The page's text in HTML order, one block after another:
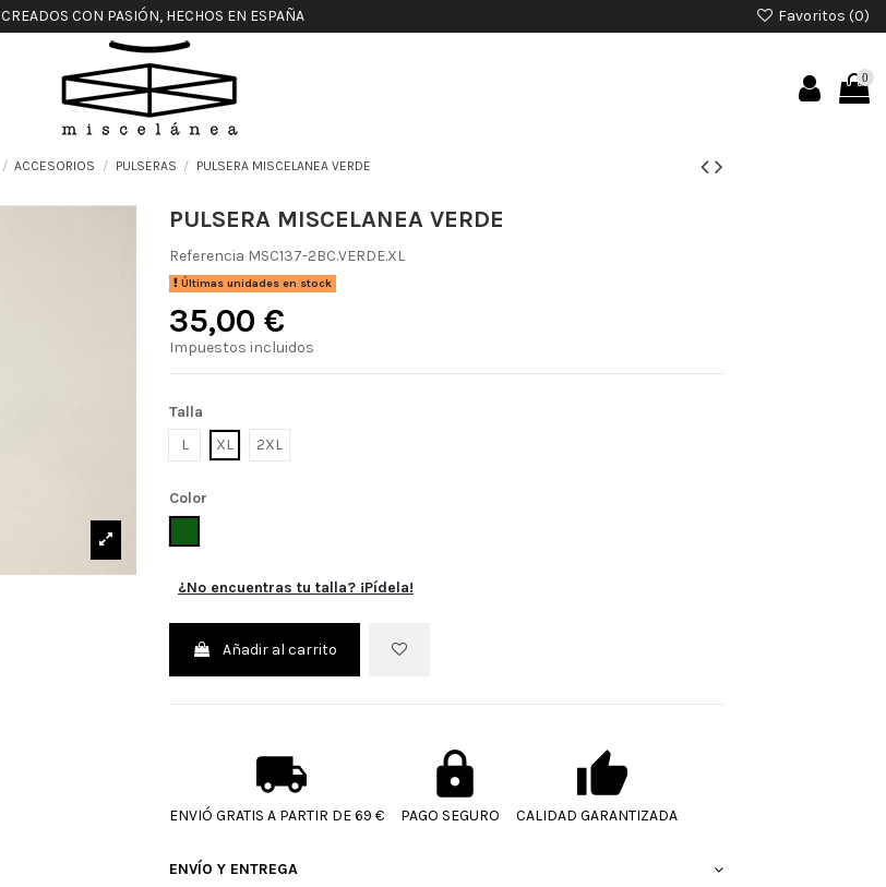
CREADOS CON PASIÓN, HECHOS EN ESPAÑA Favoritos (0)
0
ACCESORIOS PULSERAS PULSERA MISCELANEA VERDE
PULSERA MISCELANEA VERDE
Referencia MSC137-2BC.VERDE.XL
Últimas unidades en stock
35,00 €
Impuestos incluidos
Talla
L
XL 2XL
Color
¿No encuentras tu talla? ¡Pídela!
Añadir al carrito
ENVIÓ GRATIS A PARTIR DE 69 € PAGO SEGURO CALIDAD GARANTIZADA
ENVÍO Y ENTREGA